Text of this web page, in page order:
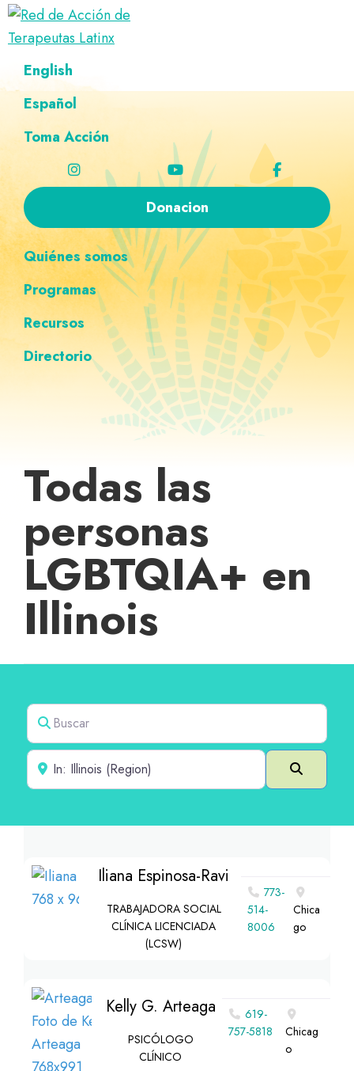
Saltar
navegación
principal
Ir
al
principal
Saltar
al
página
Saltar
navegación
personalizada
Red
de
Acción
de
Latinx
Directorio
terapeutas
Latinx
English
Español
Toma Acción
Donacion
Quiénes somos
Programas
Recursos
Directorio
Todas las
personas
LGBTQIA+ en
Illinois
Buscar
Cerca de
Buscar
Iliana Espinosa-Ravi
TRABAJADORA SOCIAL
CLÍNICA LICENCIADA
(LCSW)
773-
514-
8006
Chica
go
Kelly G. Arteaga
PSICÓLOGO
CLÍNICO
619-
757-5818
Chicag
o